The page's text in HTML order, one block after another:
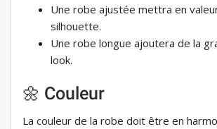
Une robe ajustée mettra en
silhouette.
Une robe longue ajoutera de la
look.
🌼 Couleur
La couleur de la robe doit être en